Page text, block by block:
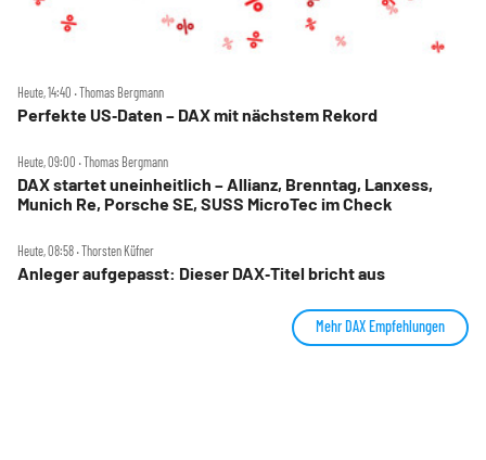
Heute, 14:40 ‧ Thomas Bergmann
Perfekte US‑Daten – DAX mit nächstem Rekord
Heute, 09:00 ‧ Thomas Bergmann
DAX startet uneinheitlich – Allianz, Brenntag, Lanxess,
Munich Re, Porsche SE, SUSS MicroTec im Check
Heute, 08:58 ‧ Thorsten Küfner
Anleger aufgepasst: Dieser DAX‑Titel bricht aus
Mehr DAX Empfehlungen